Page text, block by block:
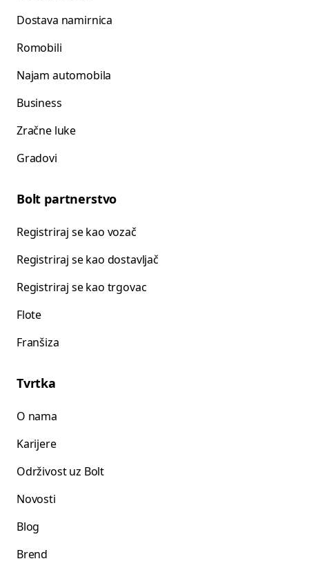
Dostava namirnica
Romobili
Najam automobila
Business
Zračne luke
Gradovi
Bolt partnerstvo
Registriraj se kao vozač
Registriraj se kao dostavljač
Registriraj se kao trgovac
Flote
Franšiza
Tvrtka
O nama
Karijere
Održivost uz Bolt
Novosti
Blog
Brend